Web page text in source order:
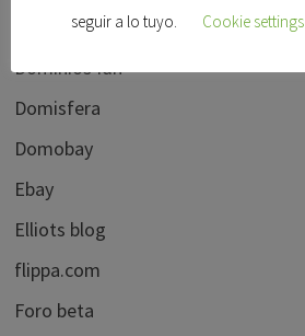
Dominios en venta
Dominios Idn
Domisfera
Domobay
Ebay
Elliots blog
flippa.com
Foro beta
seguir a lo tuyo.
Cookie settings